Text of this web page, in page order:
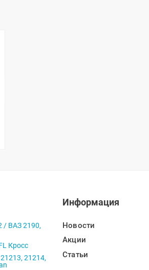
/ ВАЗ 2190,
Кросс
21214,
Информация
Новости
Акции
Статьи